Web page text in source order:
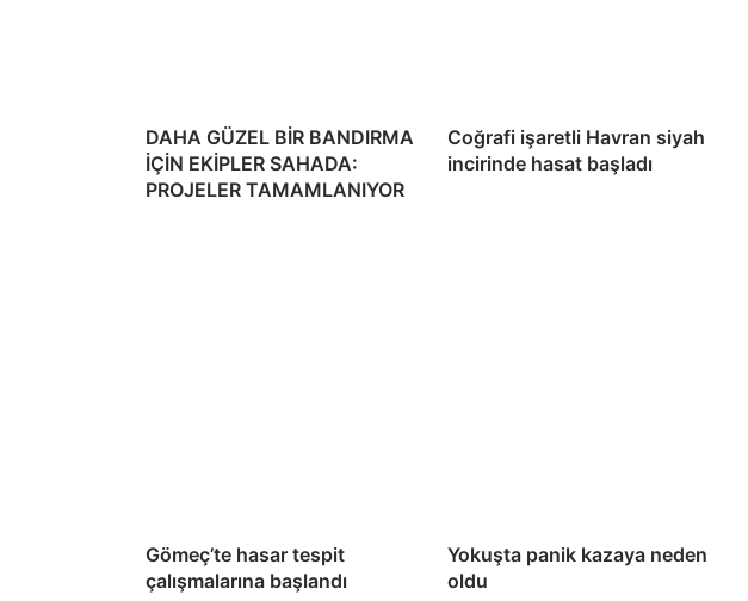
DAHA GÜZEL BİR BANDIRMA
İÇİN EKİPLER SAHADA:
PROJELER TAMAMLANIYOR
Coğrafi işaretli Havran siyah
incirinde hasat başladı
Gömeç’te hasar tespit
çalışmalarına başlandı
Yokuşta panik kazaya neden
oldu